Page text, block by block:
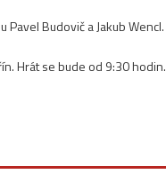
Budovič a Jakub Wencl.
Hrát se bude od 9:30 hodin.